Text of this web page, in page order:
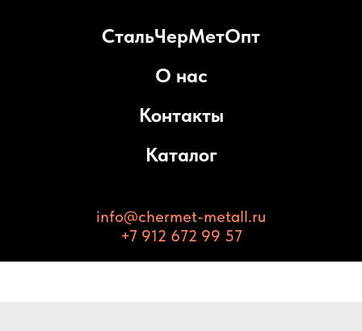
СтальЧерМетОпт
О нас
Контакты
Каталог
info@chermet-metall.ru
+7 912 672 99 57